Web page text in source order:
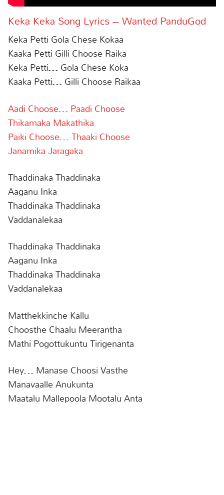
Keka Keka Song Lyrics – Wanted PanduGod
Keka Petti Gola Chese Kokaa
Kaaka Petti Gilli Choose Raika
Keka Petti… Gola Chese Koka
Kaaka Petti… Gilli Choose Raikaa
Aadi Choose… Paadi Choose
Thikamaka Makathika
Paiki Choose… Thaaki Choose
Janamika Jaragaka
Thaddinaka Thaddinaka
Aaganu Inka
Thaddinaka Thaddinaka
Vaddanalekaa
Thaddinaka Thaddinaka
Aaganu Inka
Thaddinaka Thaddinaka
Vaddanalekaa
Matthekkinche Kallu
Choosthe Chaalu Meerantha
Mathi Pogottukuntu Tirigenanta
Hey… Manase Choosi Vasthe
Manavaalle Anukunta
Maatalu Mallepoola Mootalu Anta